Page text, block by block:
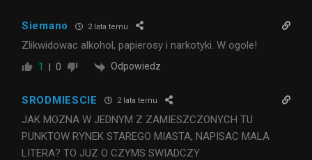
Siemano 2 lata temu
Zlikwidowac alkohol, papierosy i narkotyki. W ogole!
1 0 Odpowiedz
SRODMIESCIE 2 lata temu
JAK MOZNA W JEDNYM Z ZAMIESZCZONYCH TU
PUNKTOW RYNEK STAREGO MIASTA, NAPISAC MALA
LITERA? TO JUZ O CZYMS SWIADCZY